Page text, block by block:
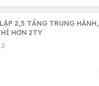
2,5 TẦNG TRUNG HÀNH,
HƠN 2TY
2